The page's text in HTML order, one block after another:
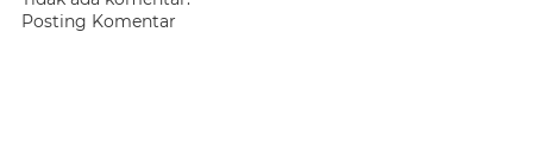
Posting Komentar